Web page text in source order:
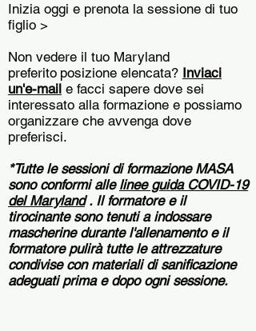
Inizia oggi e prenota la sessione di tuo
figlio >
Non vedere il tuo Maryland
preferito posizione elencata? Inviaci
un'e-mail e facci sapere dove sei
interessato alla formazione e possiamo
organizzare che avvenga dove
preferisci.
*Tutte le sessioni di formazione MASA
sono conformi alle linee guida COVID-19
del Maryland. Il formatore e il
tirocinante sono tenuti a indossare
mascherine durante l'allenamento e il
formatore pulirà tutte le attrezzature
condivise con materiali di sanificazione
adeguati prima e dopo ogni sessione.